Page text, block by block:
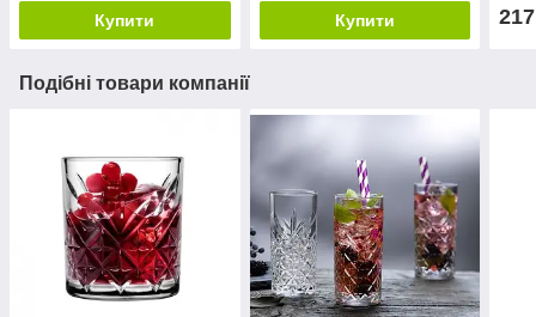
Купити Купити 217
Подібні товари компанії